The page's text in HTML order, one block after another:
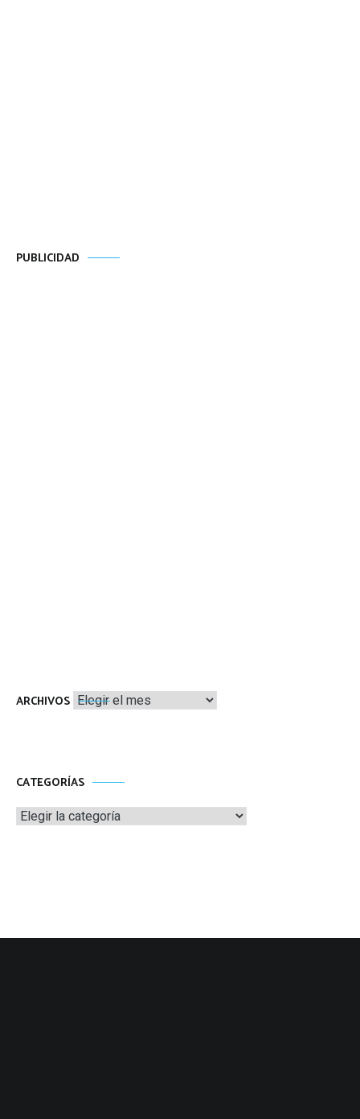
PUBLICIDAD
ARCHIVOS Archivos
CATEGORÍAS
Categorías